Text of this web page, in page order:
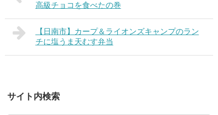
高級チョコを食べたの巻
【日南市】カープ＆ライオンズキャンプのラン
チに塩うま天むす弁当
サイト内検索